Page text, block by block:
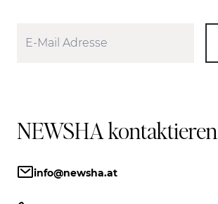
NEWSHA kontaktieren
info@newsha.at